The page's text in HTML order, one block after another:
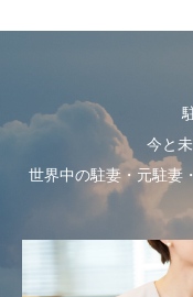
今と
世界中の駐妻・元駐妻